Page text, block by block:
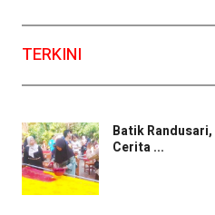
TERKINI
Batik
Cerita ...